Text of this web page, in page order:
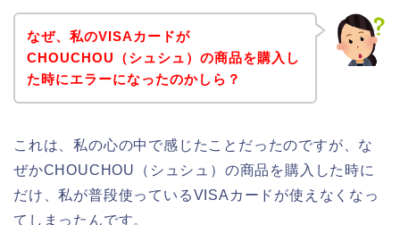
なぜ、私のVISAカードが
CHOUCHOU（シュシュ）の商品を購入し
た時にエラーになったのかしら？
これは、私の心の中で感じたことだったのですが、な
ぜかCHOUCHOU（シュシュ）の商品を購入した時に
だけ、私が普段使っているVISAカードが使えなくなっ
てしまったんです。